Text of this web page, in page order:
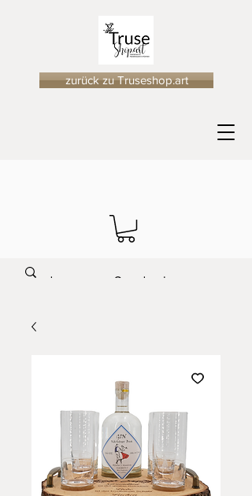
zurück zu Truseshop.art